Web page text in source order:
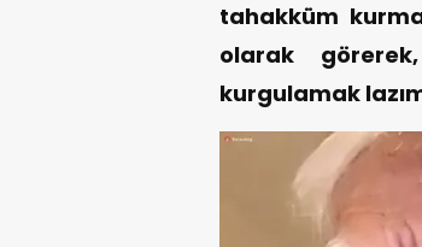
tahakküm
olarak
kurgulamak